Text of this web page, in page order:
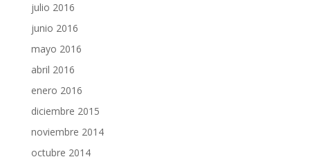
julio 2016
junio 2016
mayo 2016
abril 2016
enero 2016
diciembre 2015
noviembre 2014
octubre 2014